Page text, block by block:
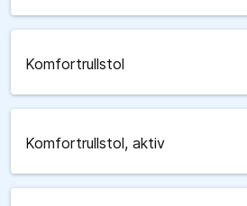
Komfortrullstol
Komfortrullstol, aktiv